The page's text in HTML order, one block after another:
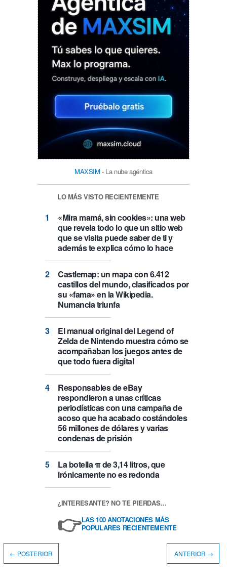
MAXSIM - La nube agéntica
LO MÁS VISTO RECIENTEMENTE
«Mira mamá, sin cookies»: una web
que revela todo lo que un sitio web
que se visita puede saber de ti y
además te explica cómo lo hace
Castlemap: un mapa con 6.412
castillos del mundo, clasificados por
su «fama» en la Wikipedia.
Numancia triunfa
El manual original del Legend of
Zelda de Nintendo muestra cómo se
acompañaban los juegos antes de
que todo fuera digital
Responsables de eBay
respondieron a unas críticas
periodísticas con una campaña de
acoso que ha acabado costándoles
56 millones de dólares y varias
condenas de prisión
La botella π de 3,14 litros, que
irónicamente no es redonda
¿INTERESANTE? NO TE PIERDAS…
👉LAS 100 ANOTACIONES MÁS
POPULARES RECIENTEMENTE
← POSTERIOR ANTERIOR →